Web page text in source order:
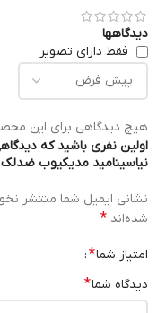
دیدگاهها
فقط دارای تصویر
هیچ دیدگاهی برای این
نیاسینامید مدیکیوب ضدلک و
نشانی ایمیل شما منتشر
شده‌اند *
امتیاز شما*
دیدگاه شما*